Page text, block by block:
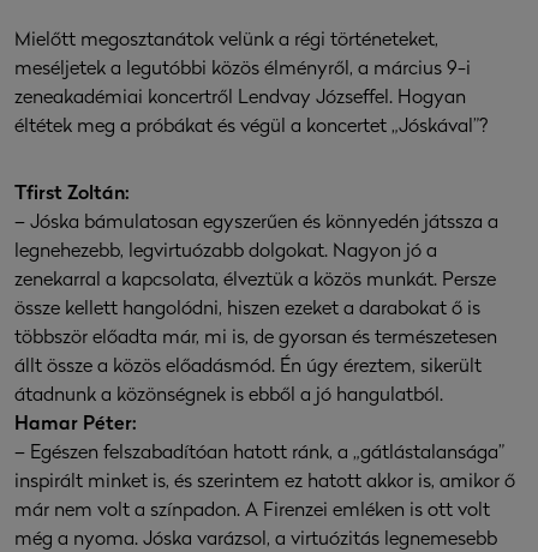
Mielőtt megosztanátok velünk a régi történeteket,
meséljetek a legutóbbi közös élményről, a március 9-i
zeneakadémiai koncertről Lendvay Józseffel. Hogyan
éltétek meg a próbákat és végül a koncertet „Jóskával”?
Tfirst Zoltán:
– Jóska bámulatosan egyszerűen és könnyedén játssza a
legnehezebb, legvirtuózabb dolgokat. Nagyon jó a
zenekarral a kapcsolata, élveztük a közös munkát. Persze
össze kellett hangolódni, hiszen ezeket a darabokat ő is
többször előadta már, mi is, de gyorsan és természetesen
állt össze a közös előadásmód. Én úgy éreztem, sikerült
átadnunk a közönségnek is ebből a jó hangulatból.
Hamar Péter:
– Egészen felszabadítóan hatott ránk, a „gátlástalansága”
inspirált minket is, és szerintem ez hatott akkor is, amikor ő
már nem volt a színpadon. A Firenzei emléken is ott volt
még a nyoma. Jóska varázsol, a virtuózitás legnemesebb